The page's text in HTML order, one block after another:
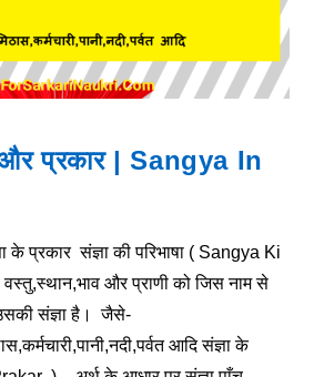
और प्रकार | Sangya In
के प्रकार संज्ञा की परिभाषा ( Sangya Ki
और प्राणी को जिस नाम से
संज्ञा है। जैसे-
आदि संज्ञा के